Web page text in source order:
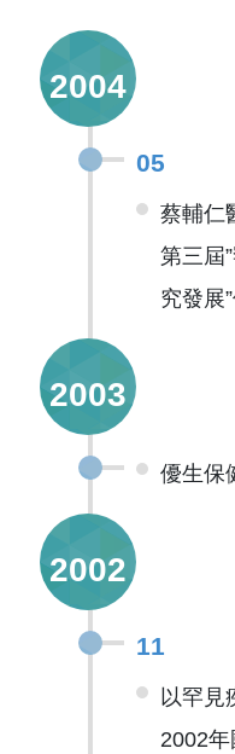
2004
05
蔡輔仁
第三屆
究發展
2003
優生保
2002
11
以罕見
2002